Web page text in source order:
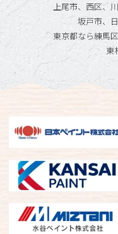
上尾市、西区、
坂戸市、
東京都なら練馬
東